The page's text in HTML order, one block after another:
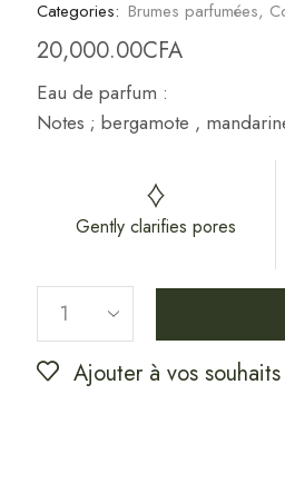
Categories: Brumes parfumées,
20,000.00CFA
Eau de parfum :
Notes ; bergamote ,
Gently clarifies pores
Ajouter à vos souhaits